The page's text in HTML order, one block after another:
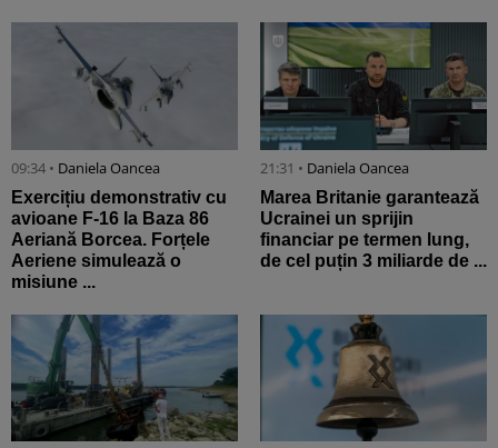
09:34 • Daniela Oancea
Exercițiu demonstrativ cu
avioane F-16 la Baza 86
Aeriană Borcea. Forțele
Aeriene simulează o
misiune ...
21:31 • Daniela Oancea
Marea Britanie garantează
Ucrainei un sprijin
financiar pe termen lung,
de cel puțin 3 miliarde de ...